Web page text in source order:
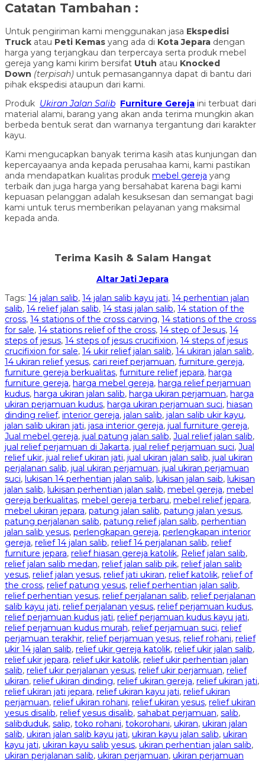
Catatan Tambahan :
Untuk pengiriman kami menggunakan jasa Ekspedisi
Truck atau Peti Kemas yang ada di Kota Jepara dengan
harga yang terjangkau dan terpercaya serta produk mebel
gereja yang kami kirim bersifat Utuh atau Knocked
Down (terpisah) untuk pemasangannya dapat di bantu dari
pihak ekspedisi ataupun dari kami.
Produk Ukiran Jalan Salib Furniture Gereja ini terbuat dari
material alami, barang yang akan anda terima mungkin akan
berbeda bentuk serat dan warnanya tergantung dari karakter
kayu.
Kami mengucapkan banyak terima kasih atas kunjungan dan
kepercayaanya anda kepada perusahaa kami, kami pastikan
anda mendapatkan kualitas produk mebel gereja yang
terbaik dan juga harga yang bersahabat karena bagi kami
kepuasan pelanggan adalah kesuksesan dan semangat bagi
kami untuk terus memberikan pelayanan yang maksimal
kepada anda.
Terima Kasih & Salam Hangat
Altar Jati Jepara
Tags: 14 jalan salib, 14 jalan salib kayu jati, 14 perhentian jalan
salib, 14 relief jalan salib, 14 stasi jalan salib, 14 station of the
cross, 14 stations of the cross carving, 14 stations of the cross
for sale, 14 stations relief of the cross, 14 step of Jesus, 14
steps of jesus, 14 steps of jesus crucifixion, 14 steps of jesus
crucifixion for sale, 14 ukir relief jalan salib, 14 ukiran jalan salib,
14 ukiran relief yesus, cari reief perjamuan, furniture gereja,
furniture gereja berkualitas, furniture relief jepara, harga
furniture gereja, harga mebel gereja, harga relief perjamuan
kudus, harga ukiran jalan salib, harga ukiran perjamuan, harga
ukiran perjamuan kudus, harga ukiran perjamuan suci, hiasan
dinding relief, interior gereja, jalan salib, jalan salib ukir kayu,
jalan salib ukiran jati, jasa interior gereja, jual furniture gereja,
Jual mebel gereja, jual patung jalan salib, Jual relief jalan salib,
jual relief perjamuan di Jakarta, jual relief perjamuan suci, Jual
relief ukir, jual relief ukiran jati, jual ukiran jalan salib, jual ukiran
perjalanan salib, jual ukiran perjamuan, jual ukiran perjamuan
suci, lukisan 14 perhentian jalan salib, lukisan jalan saib, lukisan
jalan salib, lukisan perhentian jalan salib, mebel gereja, mebel
gereja berkualitas, mebel gereja terbaru, mebel relief jepara,
mebel ukiran jepara, patung jalan salib, patung jalan yesus,
patung perjalanan salib, patung relief jalan salib, perhentian
jalan salib yesus, perlengkapan gereja, perlengkapan interior
gereja, relief 14 jalan salib, relief 14 perjalanan salib, relief
furniture jepara, relief hiasan gereja katolik, Relief jalan salib,
relief jalan salib medan, relief jalan salib pik, relief jalan salib
yesus, relief jalan yesus, relief jati ukiran, relief katolik, relief of
the cross, relief patung yesus, relief perhentian jalan salib,
relief perhentian yesus, relief perjalanan salib, relief perjalanan
salib kayu jati, relief perjalanan yesus, relief perjamuan kudus,
relief perjamuan kudus jati, relief perjamuan kudus kayu jati,
relief perjamuan kudus murah, relief perjamuan suci, relief
perjamuan terakhir, relief perjamuan yesus, relief rohani, relief
ukir 14 jalan salib, relief ukir gereja katolik, relief ukir jalan salib,
relief ukir jepara, relief ukir katolik, relief ukir perhentian jalan
salib, relief ukir perjalanan yesus, relief ukir perjamuan, relief
ukiran, relief ukiran dinding, relief ukiran gereja, relief ukiran jati,
relief ukiran jati jepara, relief ukiran kayu jati, relief ukiran
perjamuan, relief ukiran rohani, relief ukiran yesus, relief ukiran
yesus disalib, relief yesus disalib, sahabat perjamuan, salib,
salibduduk, salip, toko rohani, tokorohani, ukiran, ukiran jalan
salib, ukiran jalan salib kayu jati, ukiran kayu jalan salib, ukiran
kayu jati, ukiran kayu salib yesus, ukiran perhentian jalan salib,
ukiran perjalanan salib, ukiran perjamuan, ukiran perjamuan